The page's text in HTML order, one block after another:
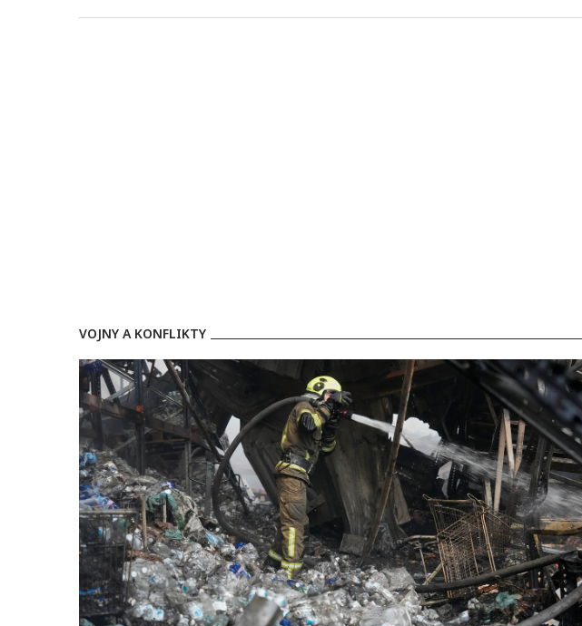
VOJNY A KONFLIKTY